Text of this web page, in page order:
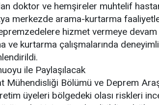
doktor ve hemşireler muhtelif
merkezde arama-kurtarma
hizmet vermeye
ve kurtarma çalışmalarında
ile Paylaşılacak
Mühendisliği Bölümü ve Deprem
üyeleri bölgedeki olası riskleri